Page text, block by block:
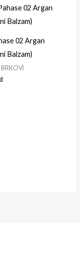
02 Argan
Balzam)